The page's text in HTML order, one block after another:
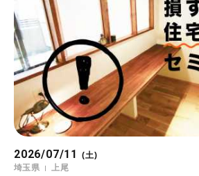
2026/07/11
(土)
埼玉県
上尾